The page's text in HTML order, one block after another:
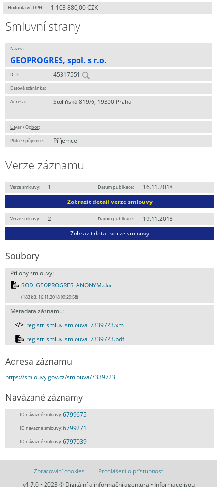
Hodnota vč. DPH: 1 103 880,00 CZK
Smluvní strany
Název:
GEOPROGRES, spol. s r.o.
IČO: 45317551
Datová schránka:
Adresa: Stoliňská 819/6, 19300 Praha
Útvar / Odbor:
Plátce / příjemce: Příjemce
Verze záznamu
Verze smlouvy: 1 Datum publikace:
16.11.2018
Zobrazit detail verze smlouvy
Verze smlouvy: 2 Datum publikace:
19.11.2018
Zobrazit detail verze smlouvy
Soubory
Přílohy smlouvy:
SOD_GEOPROGRES_ANONYM.doc
(183 kB, 16.11.2018 09:29:58)
Metadata záznamu:
registr_smluv_smlouva_7339723.xml
registr_smluv_smlouva_7339723.pdf
Adresa záznamu
https://smlouvy.gov.cz/smlouva/7339723
Navázané záznamy
ID návazné smlouvy:6799675
ID návazné smlouvy:6799271
ID návazné smlouvy:6797039
Zpracování cookies
Prohlášení o přístupnosti
v1.7.0 • 2023 © Digitální a informační agentura • Informace jsou